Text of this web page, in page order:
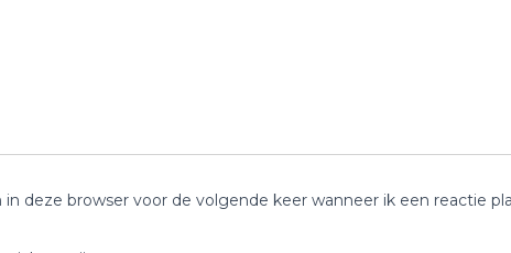
deze browser voor de volgende keer wanneer ik een reactie